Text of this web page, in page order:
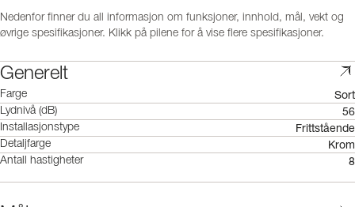
Nedenfor finner du all informasjon om funksjoner, innhold, mål, vekt og
øvrige spesifikasjoner. Klikk på pilene for å vise flere spesifikasjoner.
Generelt
Farge Sort
Lydnivå (dB) 56
Installasjonstype Frittstående
Detaljfarge Krom
Antall hastigheter 8